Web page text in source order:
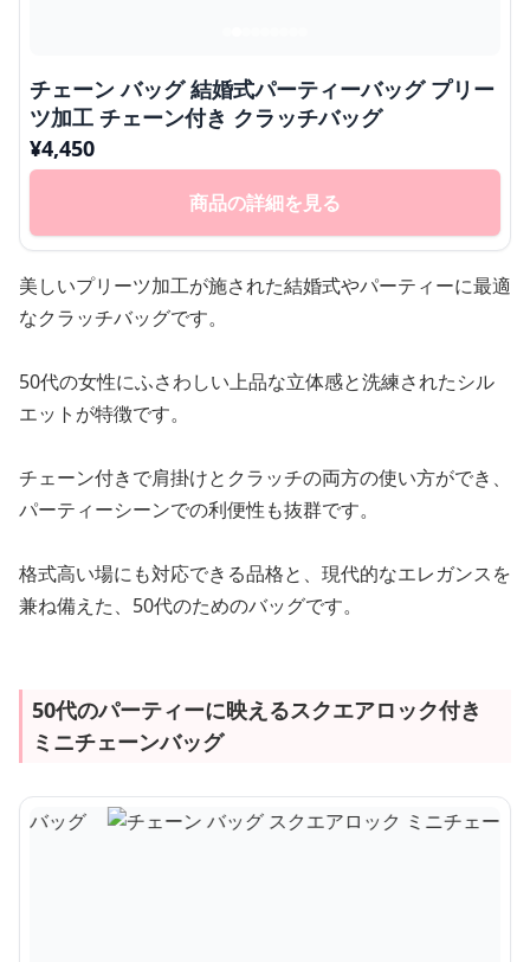
チェーン バッグ 結婚式パーティーバッグ プリー
ツ加工 チェーン付き クラッチバッグ
¥4,450
商品の詳細を見る
美しいプリーツ加工が施された結婚式やパーティーに最適
なクラッチバッグです。
50代の女性にふさわしい上品な立体感と洗練されたシル
エットが特徴です。
チェーン付きで肩掛けとクラッチの両方の使い方ができ、
パーティーシーンでの利便性も抜群です。
格式高い場にも対応できる品格と、現代的なエレガンスを
兼ね備えた、50代のためのバッグです。
50代のパーティーに映えるスクエアロック付き
ミニチェーンバッグ